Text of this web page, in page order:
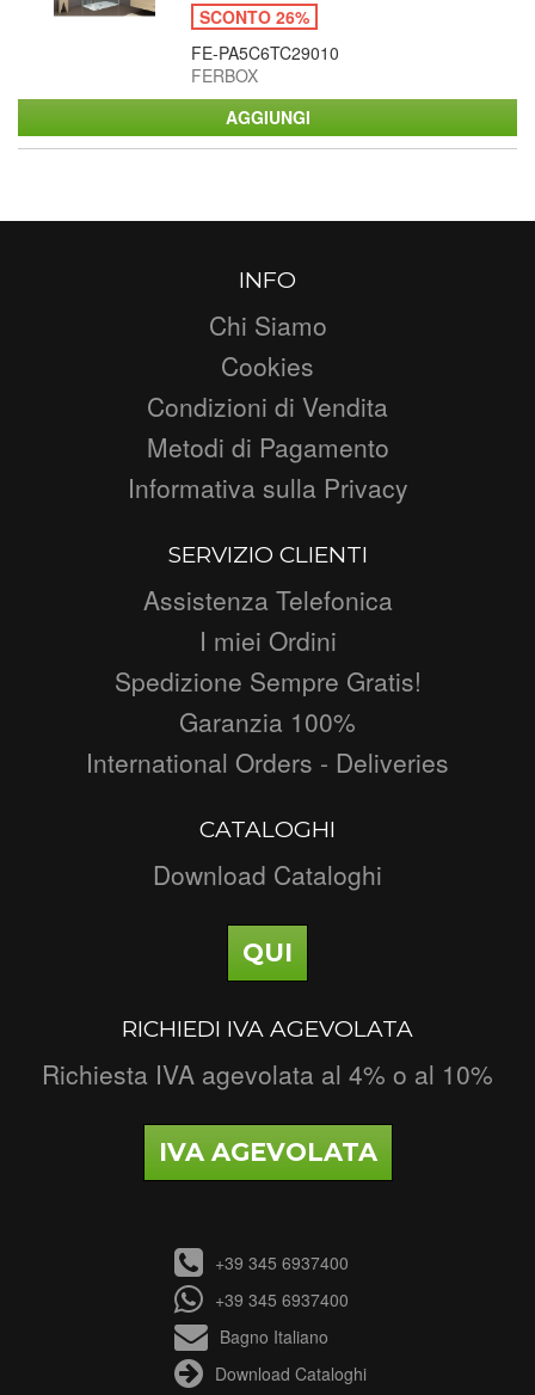
SCONTO 26%
FE-PA5C6TC29010
FERBOX
INFO
Chi Siamo
Cookies
Condizioni di Vendita
Metodi di Pagamento
Informativa sulla Privacy
SERVIZIO CLIENTI
Assistenza Telefonica
I miei Ordini
Spedizione Sempre Gratis!
Garanzia 100%
International Orders - Deliveries
CATALOGHI
Download Cataloghi
QUI
RICHIEDI IVA AGEVOLATA
Richiesta IVA agevolata al 4% o al 10%
IVA AGEVOLATA
+39 345 6937400
+39 345 6937400
Bagno Italiano
Download Cataloghi